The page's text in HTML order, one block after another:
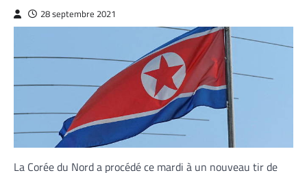
28 septembre 2021
La Corée du Nord a procédé ce mardi à un nouveau tir de